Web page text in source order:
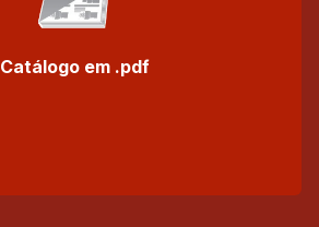
Catálogo em .pdf